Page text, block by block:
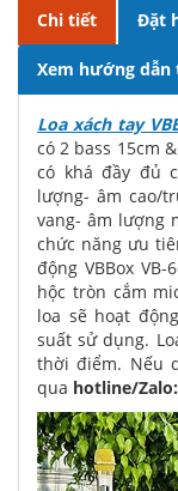
Chi tiết Đặt
Xem hướng dẫn
Loa xách tay
có 2 bass 15cm
có khá đầy đủ
lượng- âm cao/
vang- âm lượng
chức năng ưu
động VBBox
hộc tròn cắm
loa sẽ hoạt
suất sử dụng.
thời điểm. Nếu
qua hotline/